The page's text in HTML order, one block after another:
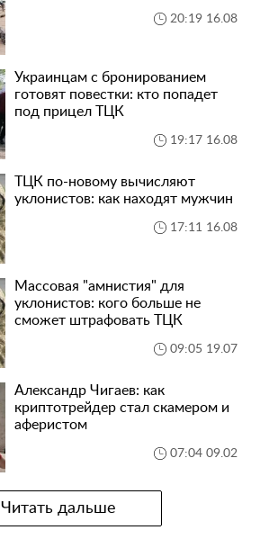
20:19 16.08
Украинцам с бронированием
готовят повестки: кто попадет
под прицел ТЦК
19:17 16.08
ТЦК по-новому вычисляют
уклонистов: как находят мужчин
17:11 16.08
Массовая "амнистия" для
уклонистов: кого больше не
сможет штрафовать ТЦК
09:05 19.07
Александр Чигаев: как
криптотрейдер стал скамером и
аферистом
07:04 09.02
Читать дальше